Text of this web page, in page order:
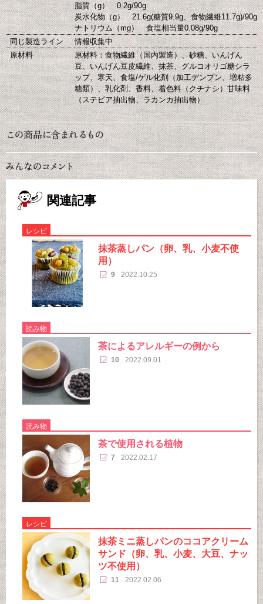
脂質（g） 0.2g/90g
炭水化物（g） 21.6g(糖質9.9g、食物繊維11.7g)/90g
ナトリウム（mg） 食塩相当量0.08g/90g
同じ製造ライン
情報収集中
原材料
原材料：食物繊維（国内製造）、砂糖、いんげん
豆、いんげん豆皮繊維、抹茶、グルコオリゴ糖シラ
ップ、寒天、食塩/ゲル化剤（加工デンプン、増粘多
糖類）、乳化剤、香料、着色料（クチナシ）甘味料
（ステビア抽出物、ラカンカ抽出物）
関連記事
レシピ
抹茶蒸しパン（卵、乳、小麦不使
用）
9 2022.10.25
読み物
茶によるアレルギーの例から
10 2022.09.01
読み物
茶で使用される植物
7 2022.02.17
レシピ
抹茶ミニ蒸しパンのココアクリーム
サンド（卵、乳、小麦、大豆、ナッ
ツ不使用）
11 2022.02.06